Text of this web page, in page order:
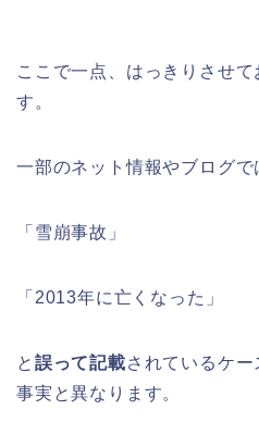
ここで一点、はっきりさせ
す。
一部のネット情報やブログで
「雪崩事故」
「2013年に亡くなった」
と 誤って記載されているケ
事実と異なります。